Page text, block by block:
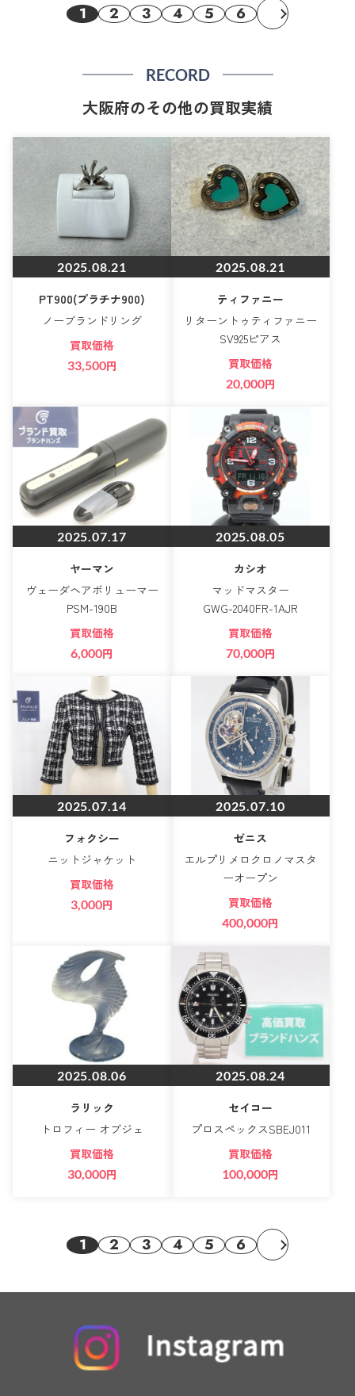
1 2 3 4 5 6
RECORD
大阪府のその他の買取実績
2025.08.21
PT900(プラチナ900)
ノーブランドリング
買取価格
33,500円
2025.08.21
ティファニー
リターントゥティファニー
SV925ピアス
買取価格
20,000円
2025.07.17
ヤーマン
ヴェーダヘアボリューマー
PSM-190B
買取価格
6,000円
2025.08.05
カシオ
マッドマスター
GWG-2040FR-1AJR
買取価格
70,000円
2025.07.14
フォクシー
ニットジャケット
買取価格
3,000円
2025.07.10
ゼニス
エルプリメロクロノマスタ
ーオープン
買取価格
400,000円
2025.08.06
ラリック
トロフィー オブジェ
買取価格
30,000円
2025.08.24
セイコー
プロスペックスSBEJ011
買取価格
100,000円
1 2 3 4 5 6